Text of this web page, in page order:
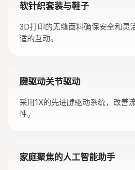
软针织套装与鞋子
3D打印的无缝面料确保安全和灵
适的互动。
腱驱动关节驱动
采用1X的先进腱驱动系统，改善
性。
家庭聚焦的人工智能助手